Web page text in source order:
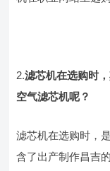
2.滤芯机在选购时
空气滤芯机呢？
滤芯机在选购时，
含了出产制作昌吉